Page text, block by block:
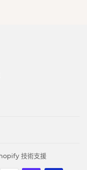
技術支援